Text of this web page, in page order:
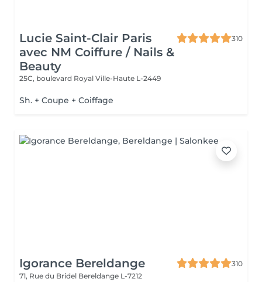
Lucie Saint-Clair Paris
avec NM Coiffure / Nails &
Beauty
310
25C, boulevard Royal Ville-Haute L-2449
Sh. + Coupe + Coiffage
Igorance Bereldange
310
71, Rue du Bridel Bereldange L-7212